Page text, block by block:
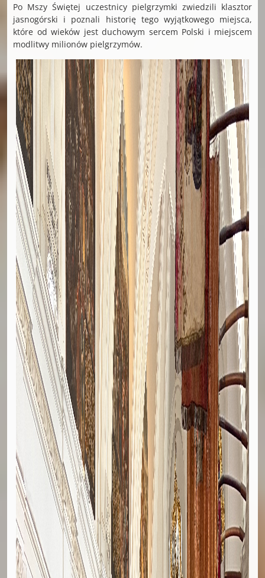
Po Mszy Świętej uczestnicy pielgrzymki zwiedzili klasztor
jasnogórski i poznali historię tego wyjątkowego miejsca,
które od wieków jest duchowym sercem Polski i miejscem
modlitwy milionów pielgrzymów.